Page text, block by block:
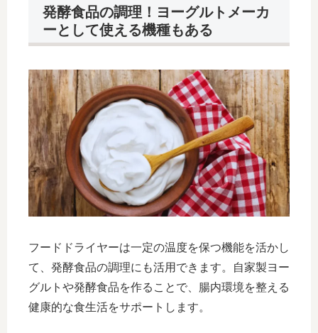
発酵食品の調理！ヨーグルトメーカ
ーとして使える機種もある
フードドライヤーは一定の温度を保つ機能を活かし
て、発酵食品の調理にも活用できます。自家製ヨー
グルトや発酵食品を作ることで、腸内環境を整える
健康的な食生活をサポートします。